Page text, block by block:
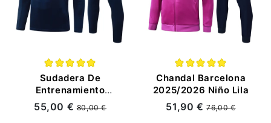
Sudadera De
Entrenamiento
Barcelona
2025/2026 Kit Azul
55,00 €80,00 €
Chandal Barcelona
2025/2026 Niño Lila
51,90 €76,00 €